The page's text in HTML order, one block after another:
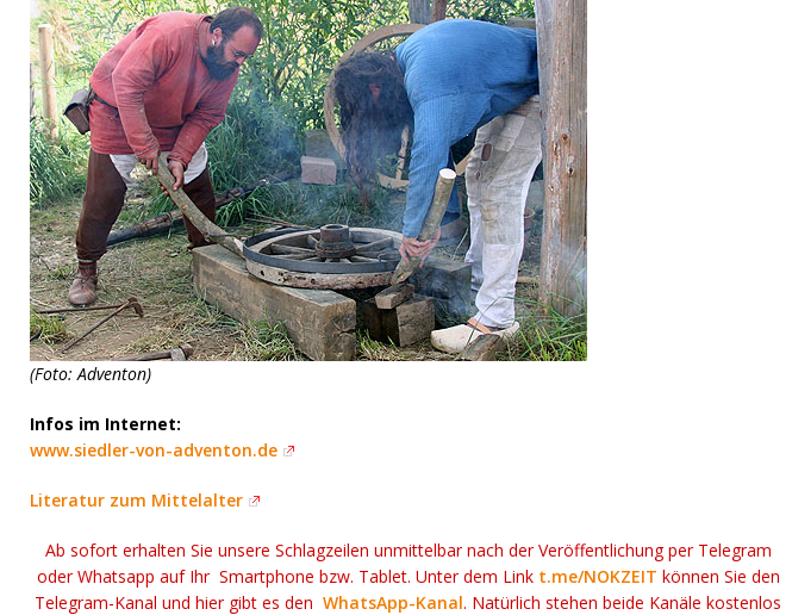
(Foto: Adventon)
Infos im Internet:
www.siedler-von-adventon.de
Literatur zum Mittelalter
Ab sofort erhalten Sie unsere Schlagzeilen unmittelbar nach der Veröffentlichung per Telegram
oder Whatsapp auf Ihr Smartphone bzw. Tablet. Unter dem Link t.me/NOKZEIT können Sie den
Telegram-Kanal und hier gibt es denWhatsApp-Kanal. Natürlich stehen beide Kanäle kostenlos